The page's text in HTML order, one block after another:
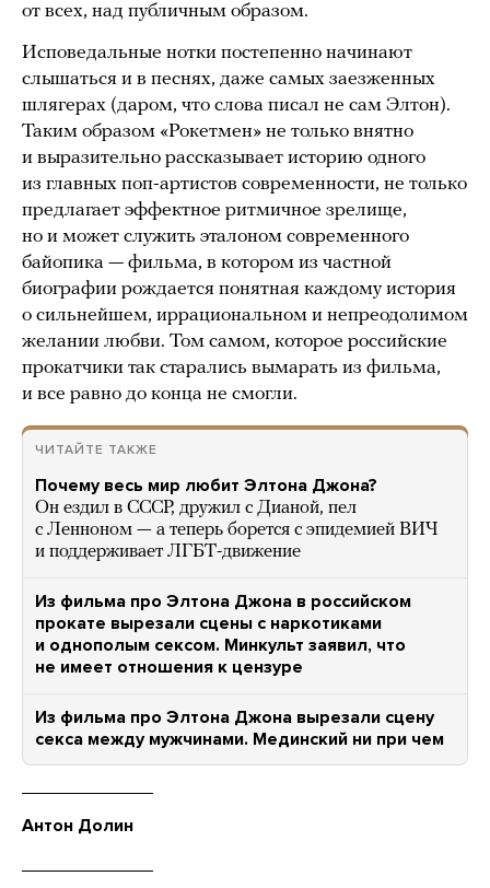
от всех, над публичным образом.
Исповедальные нотки постепенно начинают
слышаться и в песнях, даже самых заезженных
шлягерах (даром, что слова писал не сам Элтон).
Таким образом «Рокетмен» не только внятно
и выразительно рассказывает историю одного
из главных поп-артистов современности, не только
предлагает эффектное ритмичное зрелище,
но и может служить эталоном современного
байопика — фильма, в котором из частной
биографии рождается понятная каждому история
о сильнейшем, иррациональном и непреодолимом
желании любви. Том самом, которое российские
прокатчики так старались вымарать из фильма,
и все равно до конца не смогли.
ЧИТАЙТЕ ТАКЖЕ
Почему весь мир любит Элтона Джона?
Он ездил в СССР, дружил с Дианой, пел
с Ленноном — а теперь борется с эпидемией ВИЧ
и поддерживает ЛГБТ-движение
Из фильма про Элтона Джона в российском
прокате вырезали сцены с наркотиками
и однополым сексом. Минкульт заявил, что
не имеет отношения к цензуре
Из фильма про Элтона Джона вырезали сцену
секса между мужчинами. Мединский ни при чем
Антон Долин